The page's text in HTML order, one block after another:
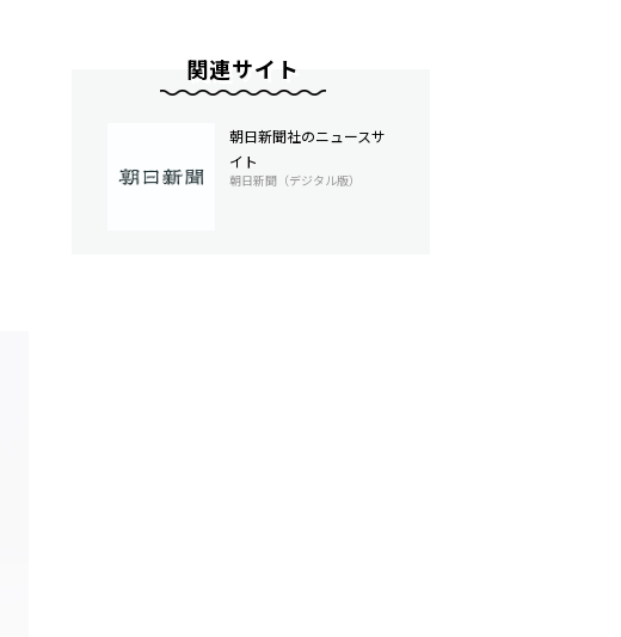
関連サイト
朝日新聞社のニュースサ
イト
朝日新聞（デジタル版）